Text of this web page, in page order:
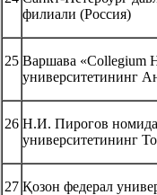
филиали (Россия)
25 Варшава «Collegium
университетининг
26 Н.И. Пирогов
университетининг
27 Қозон федерал